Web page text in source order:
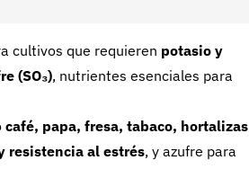
cultivos que requieren potasio y
(SO₃), nutrientes esenciales para
café, papa, fresa, tabaco, hortalizas
resistencia al estrés, y azufre para